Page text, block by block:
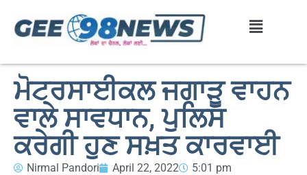
ਮੋਟਰਸਾਈਕਲ ਜਗਾੜੂ ਵਾਹਨ
ਵਾਲੇ ਸਾਵਧਾਨ, ਪੁਲਿਸ
ਕਰੇਗੀ ਹੁਣ ਸਖ਼ਤ ਕਾਰਵਾਈ
Nirmal Pandori April 22, 2022
5:01 pm